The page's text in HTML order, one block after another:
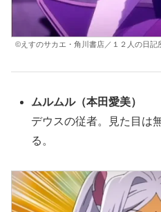
©えすのサカエ・角川書店／１２人の日記
ムルムル（本田愛美）
デウスの従者。見た目は
る。